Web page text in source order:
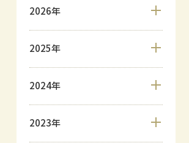
2026年
2025年
2024年
2023年